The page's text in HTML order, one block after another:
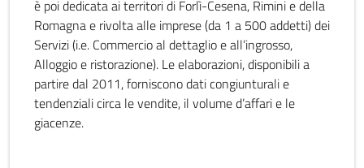
è poi dedicata ai territori di Forlì-Cesena, Rimini e della
Romagna e rivolta alle imprese (da 1 a 500 addetti) dei
Servizi (i.e. Commercio al dettaglio e all’ingrosso,
Alloggio e ristorazione). Le elaborazioni, disponibili a
partire dal 2011, forniscono dati congiunturali e
tendenziali circa le vendite, il volume d’affari e le
giacenze.